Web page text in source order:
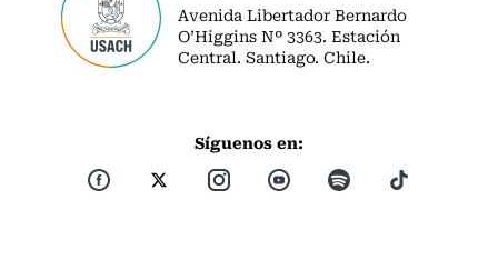
Avenida Libertador Bernardo
O’Higgins Nº 3363. Estación
Central. Santiago. Chile.
Síguenos en: